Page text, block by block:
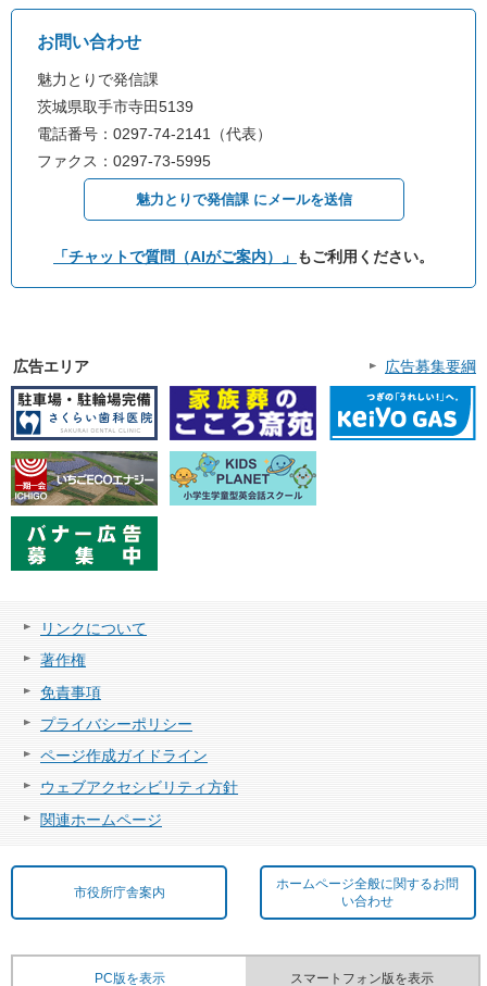
お問い合わせ
魅力とりで発信課
茨城県取手市寺田5139
電話番号：0297-74-2141（代表）
ファクス：0297-73-5995
魅力とりで発信課 にメールを送信
「チャットで質問（AIがご案内）」 もご利用ください。
広告エリア 広告募集要綱
リンクについて
著作権
免責事項
プライバシーポリシー
ページ作成ガイドライン
ウェブアクセシビリティ方針
関連ホームページ
市役所庁舎案内
ホームページ全般に関するお問
い合わせ
PC版を表示 スマートフォン版を表示